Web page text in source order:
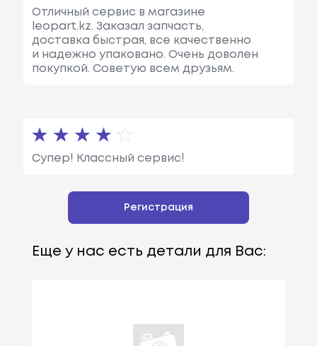
Отличный сервис в магазине
leopart.kz. Заказал запчасть,
доставка быстрая, все качественно
и надежно упаковано. Очень доволен
покупкой. Советую всем друзьям.
Супер! Классный сервис!
Регистрация
Еще у нас есть детали для Вас: